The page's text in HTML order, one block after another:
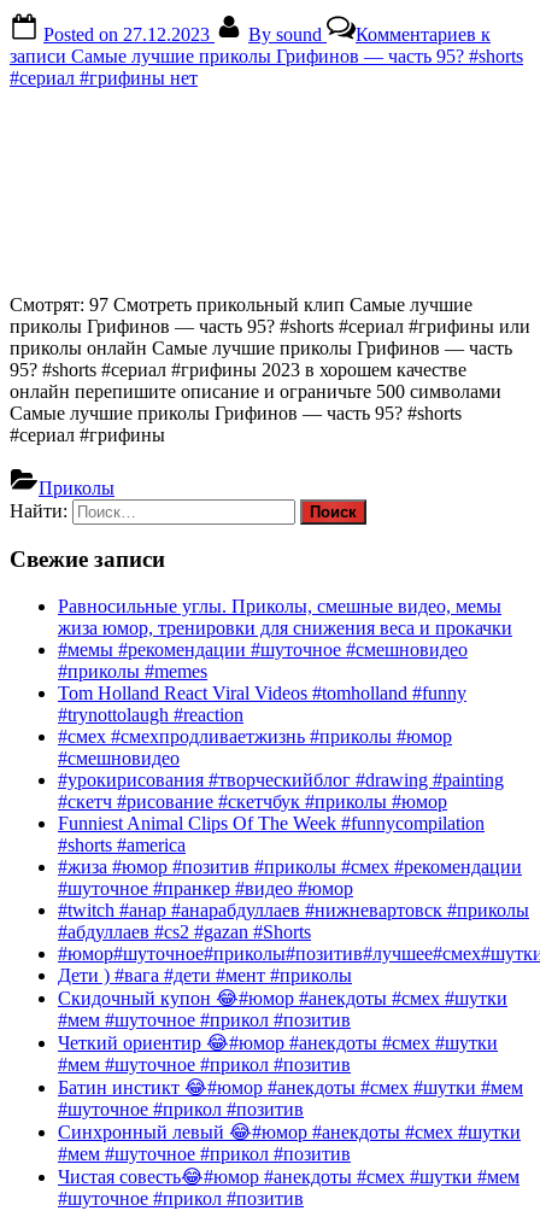
Posted on 27.12.2023 By sound Комментариев к
записи Самые лучшие приколы Грифинов — часть 95? #shorts
#сериал #грифины нет
Смотрят: 97 Смотреть прикольный клип Самые лучшие
приколы Грифинов — часть 95? #shorts #сериал #грифины или
приколы онлайн Самые лучшие приколы Грифинов — часть
95? #shorts #сериал #грифины 2023 в хорошем качестве
онлайн перепишите описание и ограничьте 500 символами
Самые лучшие приколы Грифинов — часть 95? #shorts
#сериал #грифины
Приколы
Найти:
Свежие записи
Равносильные углы. Приколы, смешные видео, мемы
жиза юмор, тренировки для снижения веса и прокачки
#мемы #рекомендации #шуточное #смешновидео
#приколы #memes
Tom Holland React Viral Videos #tomholland #funny
#trynottolaugh #reaction
#смех #смехпродливаетжизнь #приколы #юмор
#смешновидео
#урокирисования #творческийблог #drawing #painting
#скетч #рисование #скетчбук #приколы #юмор
Funniest Animal Clips Of The Week #funnycompilation
#shorts #america
#жиза #юмор #позитив #приколы #смех #рекомендации
#шуточное #пранкер #видео #юмор
#twitch #анар #анарабдуллаев #нижневартовск #приколы
#абдуллаев #cs2 #gazan #Shorts
Дети ) #вага #дети #мент #приколы
Скидочный купон 😂#юмор #анекдоты #смех #шутки
#мем #шуточное #прикол #позитив
Четкий ориентир 😂#юмор #анекдоты #смех #шутки
#мем #шуточное #прикол #позитив
Батин инстикт 😂#юмор #анекдоты #смех #шутки #мем
#шуточное #прикол #позитив
Синхронный левый 😂#юмор #анекдоты #смех #шутки
#мем #шуточное #прикол #позитив
Чистая совесть😂#юмор #анекдоты #смех #шутки #мем
#шуточное #прикол #позитив